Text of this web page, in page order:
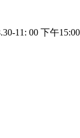
11: 00 下午